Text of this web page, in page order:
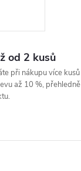
a
od 2 kusů
při nákupu více kusů
až 10 %, přehledně